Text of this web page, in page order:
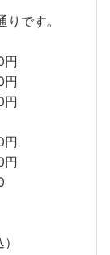
です。
円
円
円
円